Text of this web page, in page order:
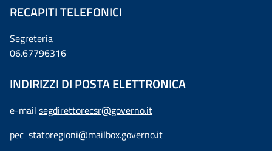
RECAPITI TELEFONICI
Segreteria
06.67796316
INDIRIZZI DI POSTA ELETTRONICA
e-mail segdirettorecsr@governo.it
pec statoregioni@mailbox.governo.it